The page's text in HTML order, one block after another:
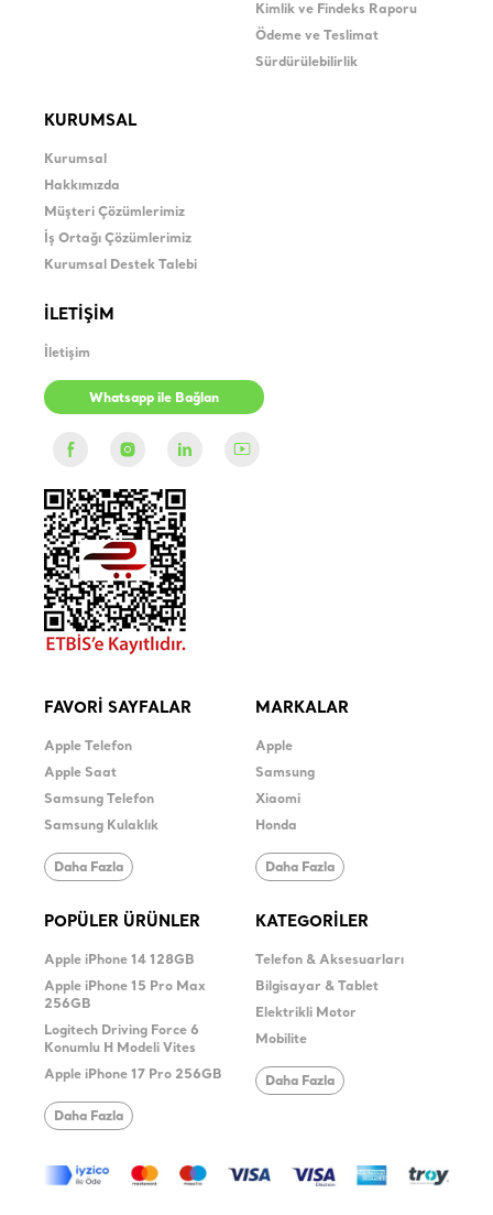
Kimlik ve Findeks Raporu
Ödeme ve Teslimat
Sürdürülebilirlik
KURUMSAL
Kurumsal
Hakkımızda
Müşteri Çözümlerimiz
İş Ortağı Çözümlerimiz
Kurumsal Destek Talebi
İLETİŞİM
İletişim
Whatsapp ile Bağlan
FAVORİ SAYFALAR
Apple Telefon
Apple Saat
Samsung Telefon
Samsung Kulaklık
Daha Fazla
MARKALAR
Apple
Samsung
Xiaomi
Honda
Daha Fazla
POPÜLER ÜRÜNLER
Apple iPhone 14 128GB
Apple iPhone 15 Pro Max
256GB
Logitech Driving Force 6
Konumlu H Modeli Vites
Apple iPhone 17 Pro 256GB
Daha Fazla
KATEGORİLER
Telefon & Aksesuarları
Bilgisayar & Tablet
Elektrikli Motor
Mobilite
Daha Fazla